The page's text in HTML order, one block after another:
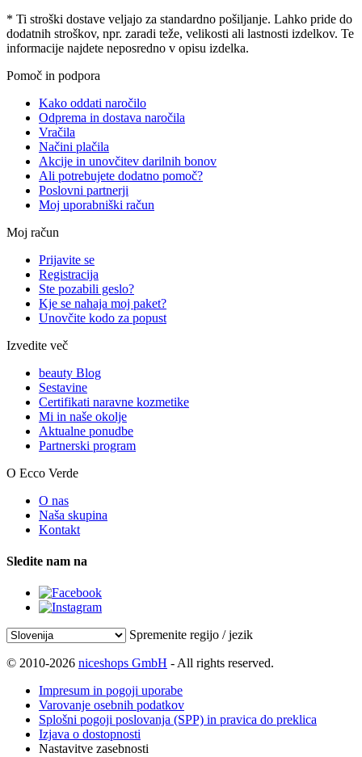
* Ti stroški dostave veljajo za standardno pošiljanje. Lahko pride do
dodatnih stroškov, npr. zaradi teže, velikosti ali lastnosti izdelkov. Te
informacije najdete neposredno v opisu izdelka.
Pomoč in podpora
Kako oddati naročilo
Odprema in dostava naročila
Vračila
Načini plačila
Akcije in unovčitev darilnih bonov
Ali potrebujete dodatno pomoč?
Poslovni partnerji
Moj uporabniški račun
Moj račun
Prijavite se
Registracija
Ste pozabili geslo?
Kje se nahaja moj paket?
Unovčite kodo za popust
Izvedite več
beauty Blog
Sestavine
Certifikati naravne kozmetike
Mi in naše okolje
Aktualne ponudbe
Partnerski program
O Ecco Verde
O nas
Naša skupina
Kontakt
Sledite nam na
Spremenite regijo / jezik
© 2010-2026 niceshops GmbH - All rights reserved.
Impresum in pogoji uporabe
Varovanje osebnih podatkov
Splošni pogoji poslovanja (SPP) in pravica do preklica
Izjava o dostopnosti
Nastavitve zasebnosti